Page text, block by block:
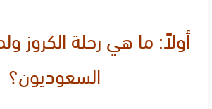
أولاً: ما هي رحلة الكروز
السعوديون؟